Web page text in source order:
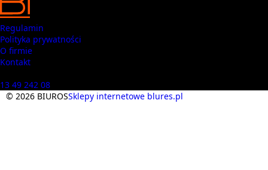
Regulamin
Polityka prywatności
O firmie
Kontakt
13 49 242 08
© 2026 BIUROSSklepy internetowe blures.pl